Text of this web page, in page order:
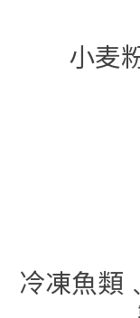
小麦
冷凍魚類